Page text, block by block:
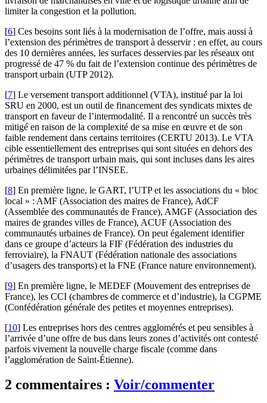
limiter la congestion et la pollution.
[6] Ces besoins sont liés à la modernisation de l’offre, mais aussi à
l’extension des périmètres de transport à desservir : en effet, au cours
des 10 dernières années, les surfaces desservies par les réseaux ont
progressé de 47 % du fait de l’extension continue des périmètres de
transport urbain (UTP 2012).
[7] Le versement transport additionnel (VTA), institué par la loi
SRU en 2000, est un outil de financement des syndicats mixtes de
transport en faveur de l’intermodalité. Il a rencontré un succès très
mitigé en raison de la complexité de sa mise en œuvre et de son
faible rendement dans certains territoires (CERTU 2013). Le VTA
cible essentiellement des entreprises qui sont situées en dehors des
périmètres de transport urbain mais, qui sont incluses dans les aires
urbaines délimitées par l’INSEE.
[8] En première ligne, le GART, l’UTP et les associations du « bloc
local » : AMF (Association des maires de France), AdCF
(Assemblée des communautés de France), AMGF (Association des
maires de grandes villes de France), ACUF (Association des
communautés urbaines de France). On peut également identifier
dans ce groupe d’acteurs la FIF (Fédération des industries du
ferroviaire), la FNAUT (Fédération nationale des associations
d’usagers des transports) et la FNE (France nature environnement).
[9] En première ligne, le MEDEF (Mouvement des entreprises de
France), les CCI (chambres de commerce et d’industrie), la CGPME
(Confédération générale des petites et moyennes entreprises).
[10] Les entreprises hors des centres agglomérés et peu sensibles à
l’arrivée d’une offre de bus dans leurs zones d’activités ont contesté
parfois vivement la nouvelle charge fiscale (comme dans
l’agglomération de Saint-Étienne).
2 commentaires : Voir/commenter